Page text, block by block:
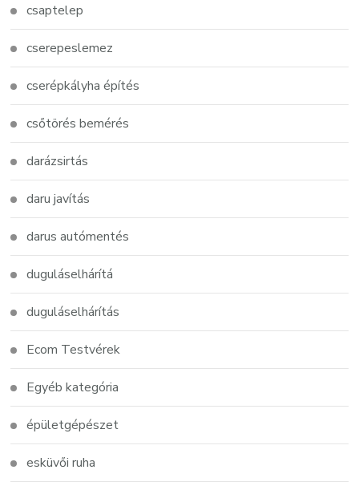
csaptelep
cserepeslemez
cserépkályha építés
csőtörés bemérés
darázsirtás
daru javítás
darus autómentés
duguláselhárítá
duguláselhárítás
Ecom Testvérek
Egyéb kategória
épületgépészet
esküvői ruha